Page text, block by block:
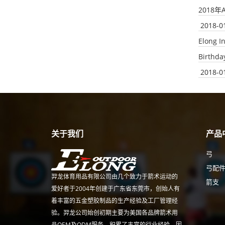
2018年
2018-
Elong
2018-
关于我们
羿龙体育用品有限公司由几个致力于箭术运动的
爱好者于2004年创建于广东省东莞市，创始人有
着丰富的五金塑胶制品的生产经验及工厂管理经
验。羿龙公司始创初期主要为美国各品牌箭术用
产品
弓
弓配件
箭支